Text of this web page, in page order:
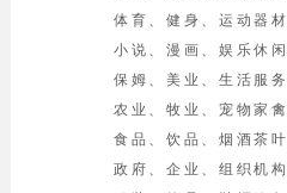
体育、健身、运动器材
小说、漫画、娱乐休闲
保姆、美业、生活服务
农业、牧业、宠物家禽
食品、饮品、烟酒茶叶
政府、企业、组织机构